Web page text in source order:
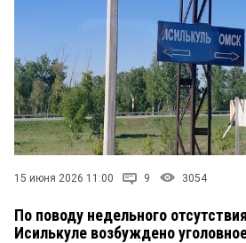
15 июня 2026 11:00 9 3054
По поводу недельного
Исилькуле возбуждено